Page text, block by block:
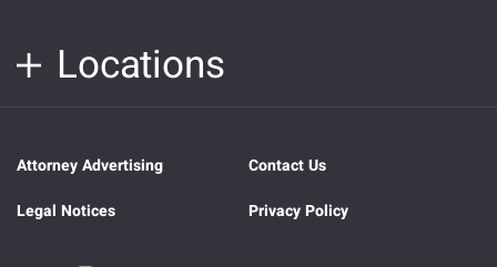
Locations
Attorney Advertising
Contact Us
Legal Notices
Privacy Policy